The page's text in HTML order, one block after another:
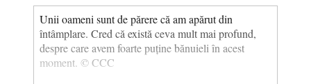
Unii oameni sunt de părere că am apărut din
întâmplare. Cred că există ceva mult mai profund,
despre care avem foarte puține bănuieli în acest
moment. © CCC